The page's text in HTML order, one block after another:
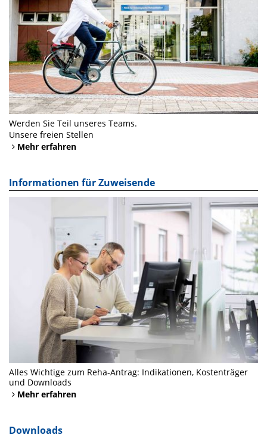
Werden Sie Teil unseres Teams.
Unsere freien Stellen
Mehr erfahren
Informationen für Zuweisende
Alles Wichtige zum Reha-Antrag: Indikationen, Kostenträger
und Downloads
Mehr erfahren
Downloads